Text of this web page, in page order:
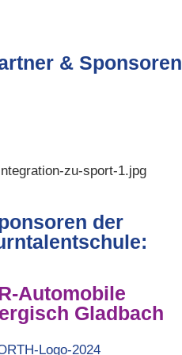
& Sponsoren
der
Automobile
Gladbach